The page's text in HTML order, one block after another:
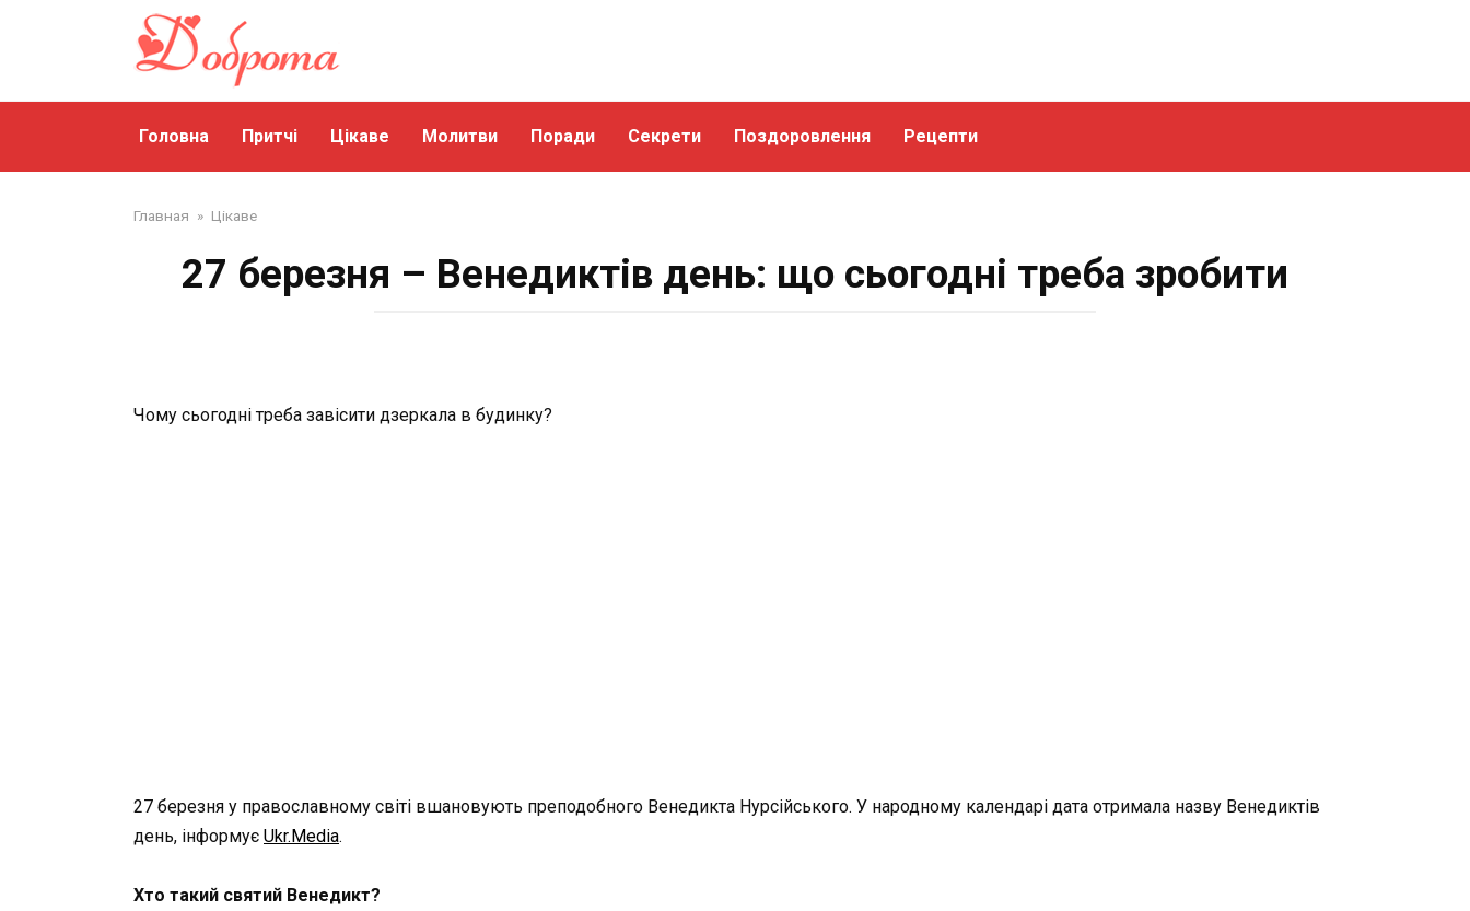
Головна Притчі Цікаве Молитви Поради Секрети Поздоровлення Рецепти
Главная » Цікаве
27 березня – Венедиктів день: що сьогодні треба зробити
Чому сьогодні треба завісити дзеркала в будинку?
27 березня у православному світі вшановують преподобного Венедикта Нурсійського. У народному календарі дата отримала назву Венедиктів
день, інформує Ukr.Media.
Хто такий святий Венедикт?